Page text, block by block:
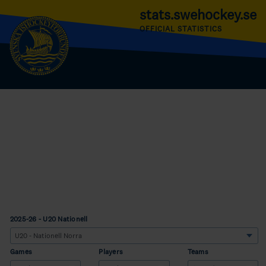
stats.swehockey.se
OFFICIAL STATISTICS
2025-26 - U20 Nationell
Games Players Teams